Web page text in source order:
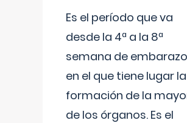
Es el período que va
desde la 4ª a la 8ª
semana de
en el que tiene lugar la
formación de la
de los órganos. Es el